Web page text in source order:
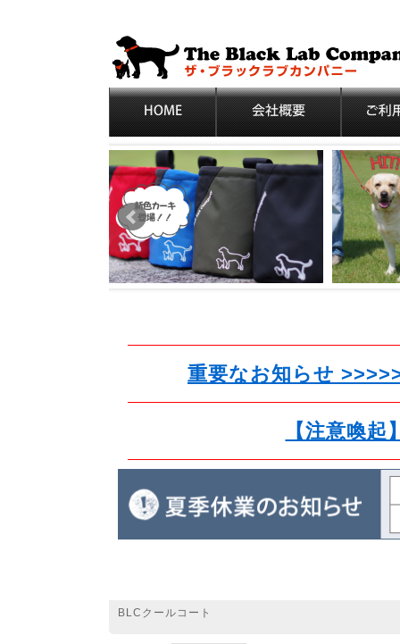
重要なお知らせ
【注意喚
BLCクールコート